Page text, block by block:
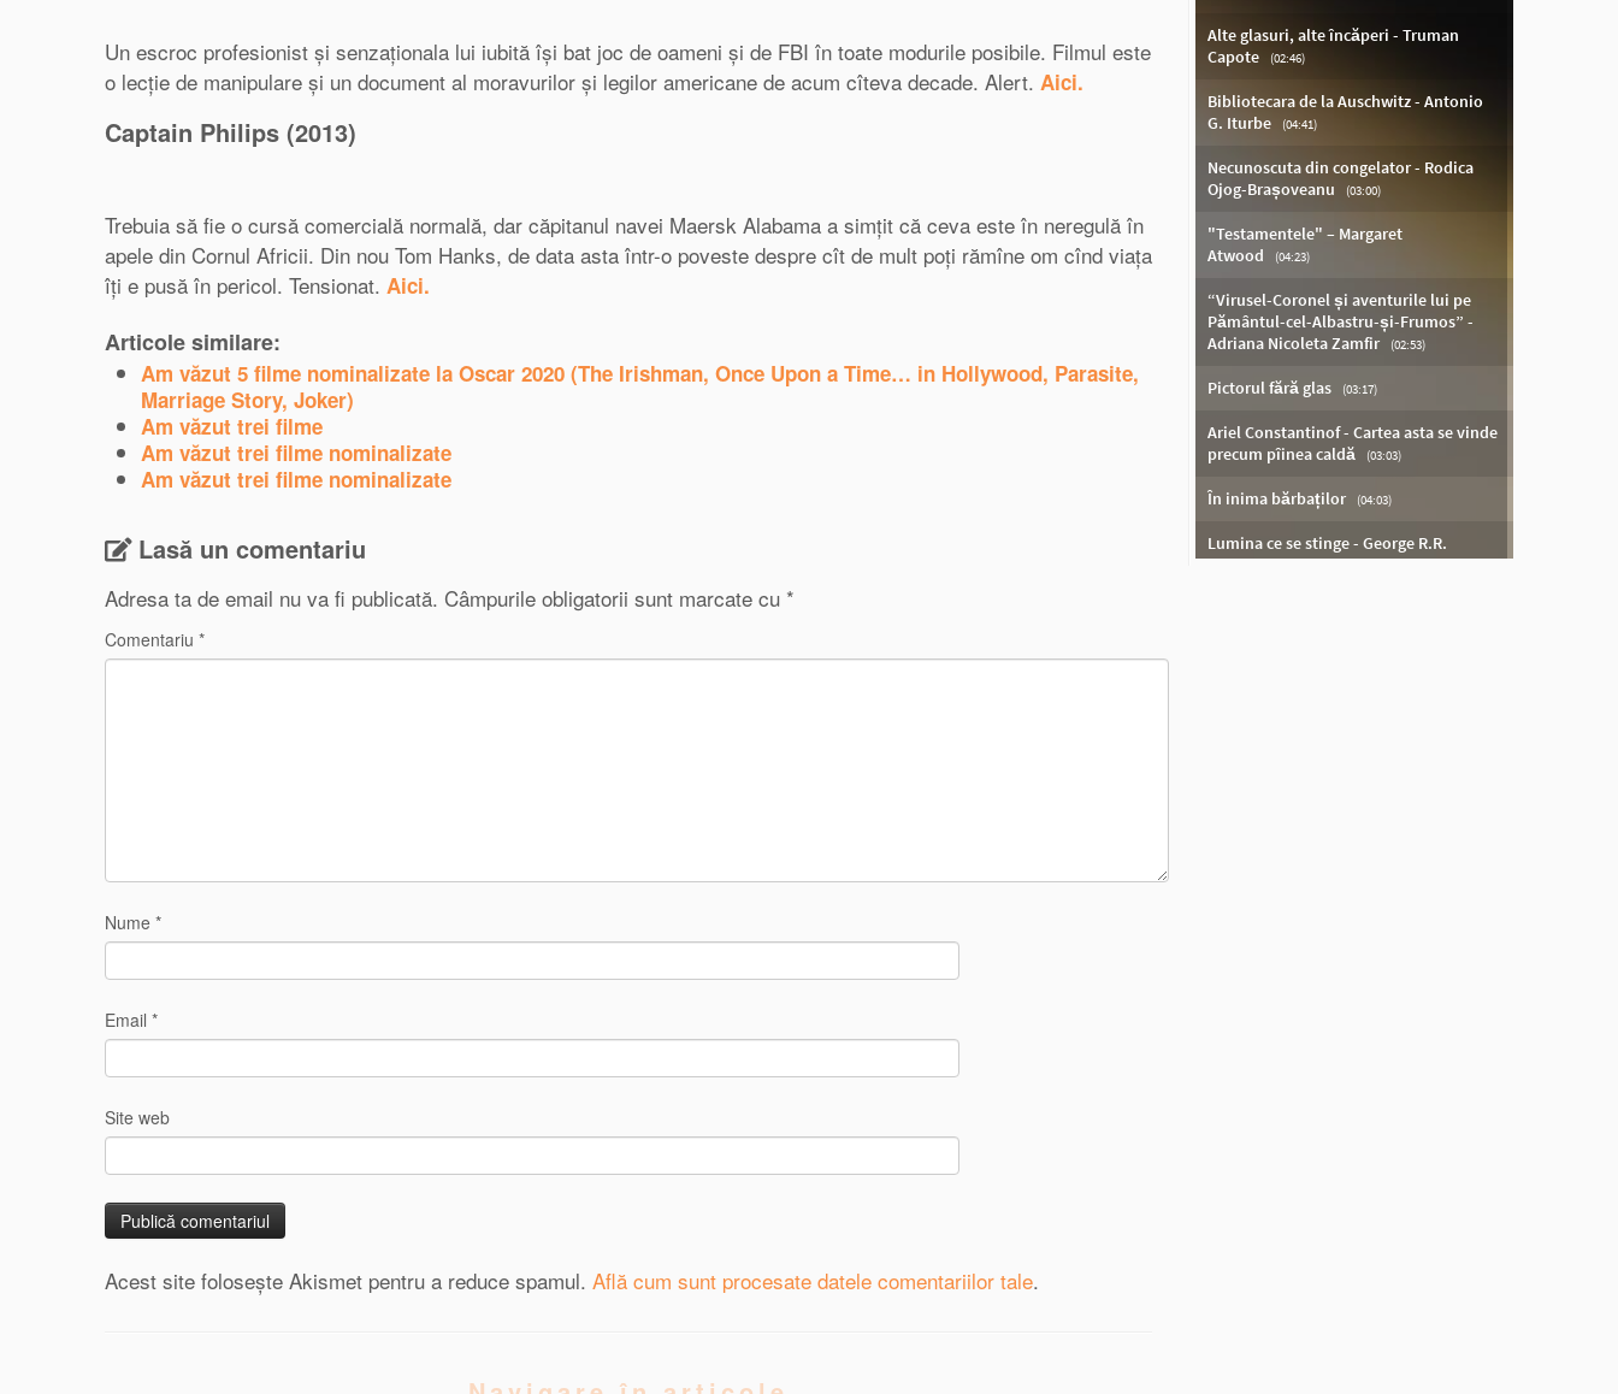
Un escroc profesionist și senzaționala lui iubită își bat joc de oameni și de FBI în toate modurile posibile. Filmul este
o lecție de manipulare și un document al moravurilor și legilor americane de acum cîteva decade. Alert. Aici.
Captain Philips (2013)
Trebuia să fie o cursă comercială normală, dar căpitanul navei Maersk Alabama a simțit că ceva este în neregulă în
apele din Cornul Africii. Din nou Tom Hanks, de data asta într-o poveste despre cît de mult poți rămîne om cînd viața
îți e pusă în pericol. Tensionat. Aici.
Articole similare:
Am văzut 5 filme nominalizate la Oscar 2020 (The Irishman, Once Upon a Time… in Hollywood, Parasite,
Marriage Story, Joker)
Am văzut trei filme
Am văzut trei filme nominalizate
Am văzut trei filme nominalizate
Lasă un comentariu
Adresa ta de email nu va fi publicată. Câmpurile obligatorii sunt marcate cu *
Comentariu *
Nume *
Email *
Site web
Acest site folosește Akismet pentru a reduce spamul. Află cum sunt procesate datele comentariilor tale.